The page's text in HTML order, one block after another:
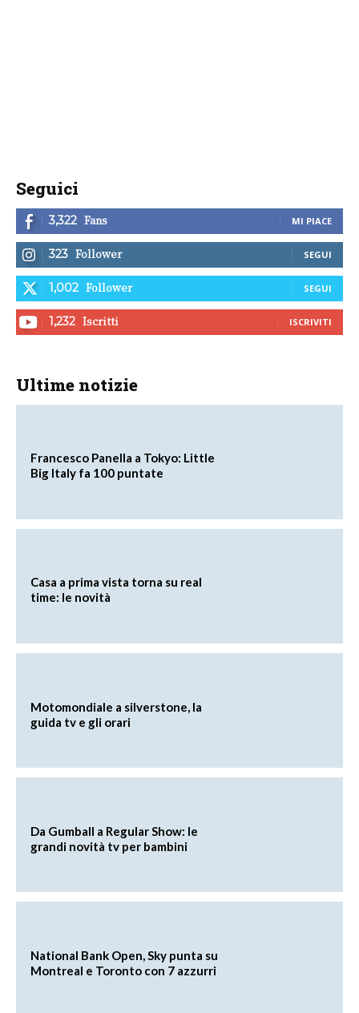
Seguici
3,322 Fans MI PIACE
323 Follower SEGUI
1,002 Follower SEGUI
1,232 Iscritti ISCRIVITI
Ultime notizie
Francesco Panella a Tokyo: Little
Big Italy fa 100 puntate
Casa a prima vista torna su real
time: le novità
Motomondiale a silverstone, la
guida tv e gli orari
Da Gumball a Regular Show: le
grandi novità tv per bambini
National Bank Open, Sky punta su
Montreal e Toronto con 7 azzurri